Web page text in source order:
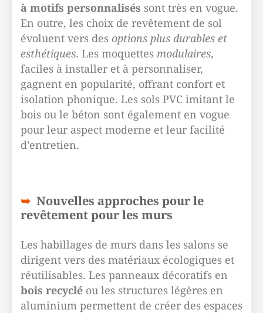
à motifs personnalisés sont très en vogue.
En outre, les choix de revêtement de sol
évoluent vers des options plus durables et
esthétiques. Les moquettes modulaires,
faciles à installer et à personnaliser,
gagnent en popularité, offrant confort et
isolation phonique. Les sols PVC imitant le
bois ou le béton sont également en vogue
pour leur aspect moderne et leur facilité
d’entretien.
Nouvelles approches pour le
revêtement pour les murs
Les habillages de murs dans les salons se
dirigent vers des matériaux écologiques et
réutilisables. Les panneaux décoratifs en
bois recyclé ou les structures légères en
aluminium permettent de créer des espaces